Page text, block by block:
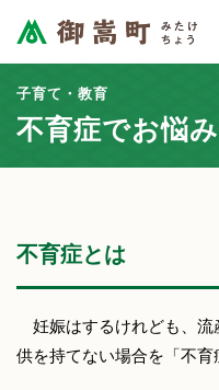
子育て・教育
不育症でお悩
不育症とは
妊娠はするけれども、流
供を持てない場合を「不育